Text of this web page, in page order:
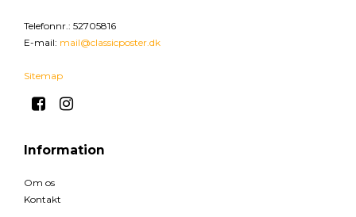
Telefonnr.: 52705816
E-mail: mail@classicposter.dk
Sitemap
Information
Om os
Kontakt